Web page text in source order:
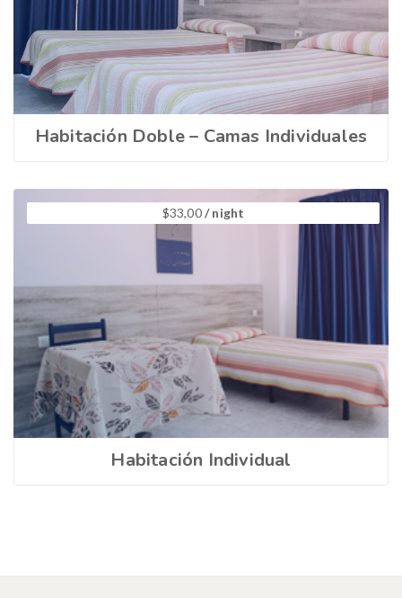
Habitación Doble – Camas Individuales
$33,00/ night
Habitación Individual